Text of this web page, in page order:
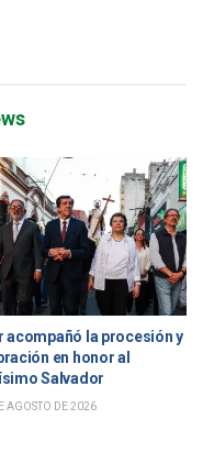
recibió a jóvenes
de todo el país y
la articulación entre el
y el sector privado